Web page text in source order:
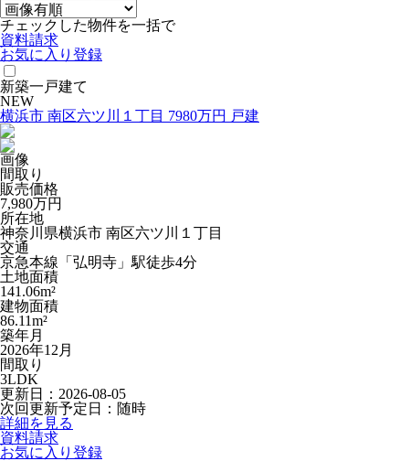
チェックした物件を一括で
資料請求
お気に入り登録
新築一戸建て
NEW
横浜市 南区六ツ川１丁目 7980万円 戸建
画像
間取り
販売価格
7,980万円
所在地
神奈川県横浜市 南区六ツ川１丁目
交通
京急本線「弘明寺」駅徒歩4分
土地面積
141.06m²
建物面積
86.11m²
築年月
2026年12月
間取り
3LDK
更新日：2026-08-05
次回更新予定日：随時
詳細を見る
資料請求
お気に入り登録